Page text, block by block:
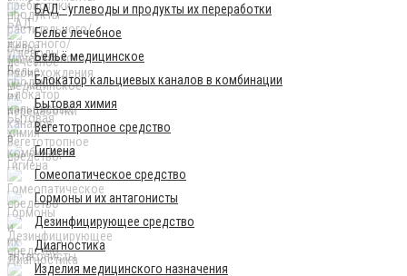
БАД - углеводы и продукты их переработки
Бельё лечебное
Бельё медицинское
Блокатор кальциевых каналов в комбинации
Бытовая химия
Вегетотропное средство
Гигиена
Гомеопатическое средство
Гормоны и их антагонисты
Дезинфицирующее средство
Диагностика
Изделия медицинского назначения